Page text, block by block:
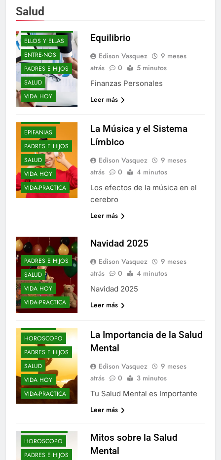
SaludDE-TODO-COMO-
EN-BOTICA
ELLOS Y ELLAS
ENTRE-NOS
PADRES E HIJOS
SALUD
VIDA HOY
Equilibrio
Edison Vasquez
9 meses
atrás
0 5 minutos
Finanzas Personales
Leer más
ELLOS Y ELLAS
EPIFANIAS
PADRES E HIJOS
SALUD
VIDA HOY
VIDA-PRACTICA
La Música y el Sistema
Límbico
Edison Vasquez
9 meses
atrás
0 4 minutos
Los efectos de la música en el
cerebro
Leer más
PADRES E HIJOS
SALUD
VIDA HOY
VIDA-PRACTICA
Navidad 2025
Edison Vasquez
9 meses
atrás
0 4 minutos
Navidad 2025
Leer más
BLOGS
DE-TODO-COMO-
EN-BOTICA
DON-CORRECTO
ELLOS Y ELLAS
ENTRE-NOS
HOROSCOPO
PADRES E HIJOS
SALUD
VIDA HOY
VIDA-PRACTICA
La Importancia de la Salud
Mental
Edison Vasquez
9 meses
atrás
0 3 minutos
Tu Salud Mental es Importante
Leer más
HOROSCOPO
PADRES E HIJOS
Mitos sobre la Salud
Mental